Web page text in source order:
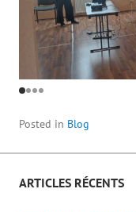
Posted in Blog
ARTICLES RÉCENTS